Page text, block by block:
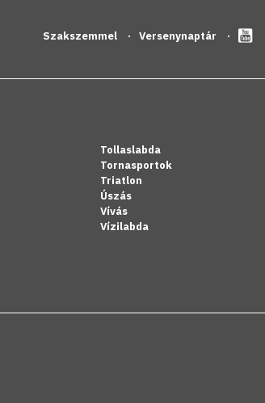
Szakszemmel Versenynaptár
Tollaslabda
Tornasportok
Triatlon
Úszás
Vívás
Vízilabda